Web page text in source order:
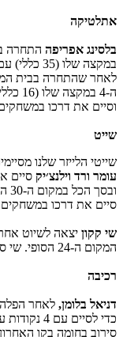
אתלטיקה
בלסינג אפריפה
במקצה שלו (35 כללי) עם זמן של 20.78 שניות.
לאחר שהתחרה בבית
וסיים את דרכו במשחקים
שייט
שייטי הלייזר שלנו
עומר ורד וילנצ׳יק
סיים את דרכו במשחקים
שי קקון
המקום ה-24 הסופי. שי סיימה את דרכה במשחקים האולימפיים.
רכיבה
דניאל בלומן, לאחר
כדי לסיים
סירוב בחומה בקו